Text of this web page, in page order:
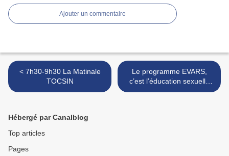
Ajouter un commentaire
< 7h30-9h30 La Matinale
TOCSIN
Le programme EVARS,
c’est l’éducation sexuelle
obligatoire dès 4 ans. /+/ >
Hébergé par Canalblog
Top articles
Pages